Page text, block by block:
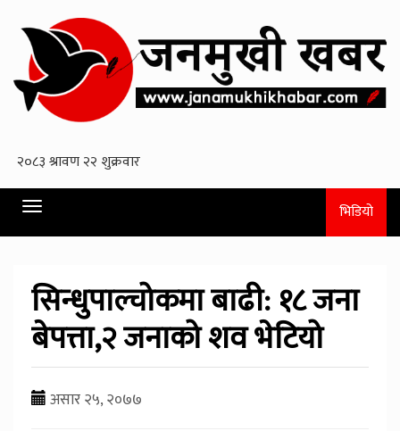
Toggle
navigation
भिडियो
सिन्धुपाल्चोकमा बाढी: १८ जना
बेपत्ता,२ जनाको शव भेटियो
असार २५, २०७७